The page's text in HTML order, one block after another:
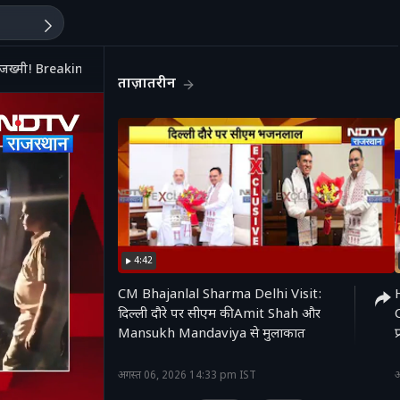
Breaking News | Latest
ताज़ातरीन
4:42
CM Bhajanlal Sharma Delhi Visit:
दिल्ली दौरे पर सीएम की Amit Shah और
Mansukh Mandaviya से मुलाकात
अगस्त 06, 2026 14:33 pm IST